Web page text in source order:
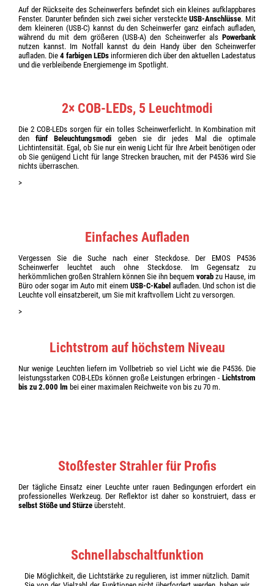
Auf der Rückseite des Scheinwerfers befindet sich ein kleines aufklappbares
Fenster. Darunter befinden sich zwei sicher versteckteUSB-Anschlüsse. Mit
dem kleineren (USB-C) kannst du den Scheinwerfer ganz einfach aufladen,
während du mit dem größeren (USB-A) den Scheinwerfer als Powerbank
nutzen kannst. Im Notfall kannst du dein Handy über den Scheinwerfer
aufladen. Die 4 farbigen LEDs informieren dich über den aktuellen Ladestatus
und die verbleibende Energiemenge im Spotlight.
2× COB-LEDs, 5 Leuchtmodi
Die 2 COB-LEDs sorgen für ein tolles Scheinwerferlicht. In Kombination mit
denfünf Beleuchtungsmodi geben sie dir jedes Mal die optimale
Lichtintensität. Egal, ob Sie nur ein wenig Licht für Ihre Arbeit benötigen oder
ob Sie genügend Licht für lange Strecken brauchen, mit der P4536 wird Sie
nichts überraschen.
>
Einfaches Aufladen
Vergessen Sie die Suche nach einer Steckdose. Der EMOS P4536
Scheinwerfer leuchtet auch ohne Steckdose. Im Gegensatz zu
herkömmlichen großen Strahlern können Sie ihn bequem vorab zu Hause, im
Büro oder sogar im Auto mit einem USB-C-Kabel aufladen. Und schon ist die
Leuchte voll einsatzbereit, um Sie mit kraftvollem Licht zu versorgen.
>
Lichtstrom auf höchstem Niveau
Nur wenige Leuchten liefern im Vollbetrieb so viel Licht wie die P4536. Die
leistungsstarken COB-LEDs können große Leistungen erbringen - Lichtstrom
bis zu 2.000 lm bei einer maximalen Reichweite von bis zu 70 m.
Stoßfester Strahler für Profis
Der tägliche Einsatz einer Leuchte unter rauen Bedingungen erfordert ein
professionelles Werkzeug. Der Reflektor ist daher so konstruiert, dass er
selbst Stöße und Stürze übersteht.
Schnellabschaltfunktion
Die Möglichkeit, die Lichtstärke zu regulieren, ist immer nützlich. Damit